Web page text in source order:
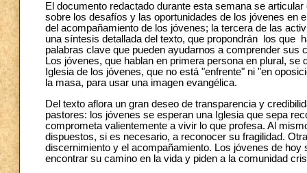
El documento redactado durante esta semana se
sobre los desafíos y las oportunidades de los jóvenes en
del acompañamiento de los jóvenes; la tercera de las
una síntesis detallada del texto, que propondrán los que
palabras clave que pueden ayudarnos a comprender sus
Los jóvenes, que hablan en primera persona en plural,
Iglesia de los jóvenes, que no está "enfrente" ni "en
la masa, para usar una imagen evangélica.
Del texto aflora un gran deseo de transparencia y
pastores: los jóvenes se esperan una Iglesia que sepa
comprometa valientemente a vivir lo que profesa. Al
dispuestos, si es necesario, a reconocer su fragilidad.
discernimiento y el acompañamiento. Los jóvenes de
encontrar su camino en la vida y piden a la comunidad